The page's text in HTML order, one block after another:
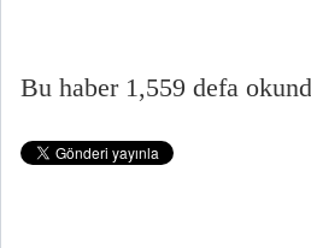
Bu haber 1,559 defa